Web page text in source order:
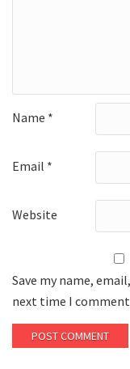
Name *
Email *
Website
Save my name,
next time I